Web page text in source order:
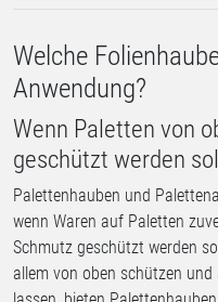
Welche
Anwendung?
Wenn Paletten von
geschützt werden
Palettenhauben und
wenn Waren auf Paletten
Schmutz geschützt werden
allem von oben schützen